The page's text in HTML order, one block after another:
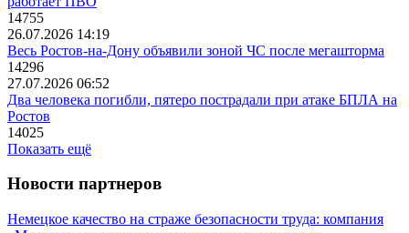
14755
26.07.2026 14:19
Весь Ростов-на-Дону объявили зоной ЧС после мегашторма
14296
27.07.2026 06:52
Два человека погибли, пятеро пострадали при атаке БПЛА на
Ростов
14025
Показать ещё
Новости партнеров
Немецкое качество на страже безопасности труда: компания